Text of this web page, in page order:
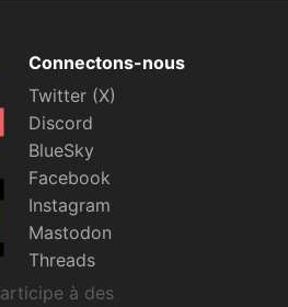
Connectons-nous
Twitter (X)
Discord
BlueSky
Facebook
Instagram
Mastodon
Threads
à des